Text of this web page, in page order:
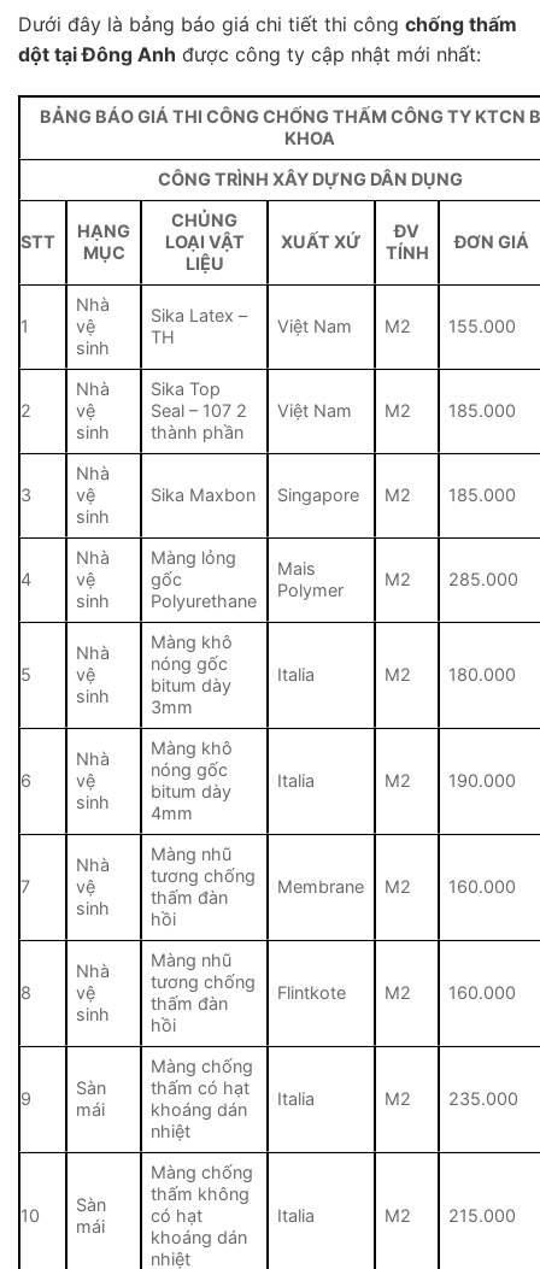
Dưới đây là bảng báo giá chi tiết thi công chống thấm
dột tại Đông Anh được công ty cập nhật mới nhất:
BẢNG BÁO GIÁ THI CÔNG CHỐNG THẤM CÔNG TY KTCN
KHOA
CÔNG TRÌNH XÂY DỰNG DÂN DỤNG
STT
HẠNG
MỤC
CHỦNG
LOẠI VẬT
LIỆU
XUẤT XỨ
ĐV
TÍNH
ĐƠN GIÁ
1
Nhà
vệ
sinh
Sika Latex –
TH
Việt Nam M2 155.000
2
Nhà
vệ
sinh
Sika Top
Seal – 107 2
thành phần
Việt Nam M2 185.000
3
Nhà
vệ
sinh
Sika Maxbon Singapore M2 185.000
4
Nhà
vệ
sinh
Màng lỏng
gốc
Polyurethane
Mais
Polymer
M2 285.000
5
Nhà
vệ
sinh
Màng khô
nóng gốc
bitum dày
3mm
Italia M2 180.000
6
Nhà
vệ
sinh
Màng khô
nóng gốc
bitum dày
4mm
Italia M2 190.000
7
Nhà
vệ
sinh
Màng nhũ
tương chống
thấm đàn
hồi
Membrane M2 160.000
8
Nhà
vệ
sinh
Màng nhũ
tương chống
thấm đàn
hồi
Flintkote M2 160.000
9
Sàn
mái
Màng chống
thấm có hạt
khoáng dán
nhiệt
Italia M2 235.000
10
Sàn
mái
Màng chống
thấm không
có hạt
khoáng dán
nhiệt
Italia M2 215.000